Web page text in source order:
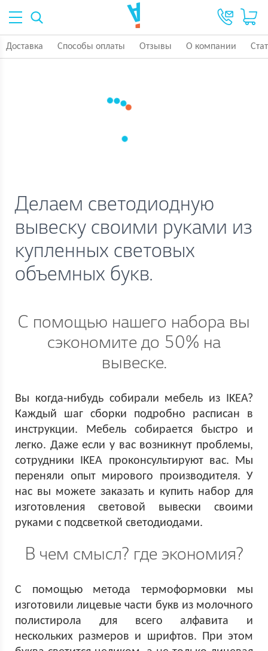
Доставка Способы оплаты Отзывы О компании
Делаем светодиодную
вывеску своими руками из
купленных световых
объемных букв.
С помощью нашего набора вы
сэкономите до 50% на
вывеске.
Вы когда-нибудь собирали мебель из IKEA?
Каждый шаг сборки подробно расписан в
инструкции. Мебель собирается быстро и
легко. Даже если у вас возникнут проблемы,
сотрудники IKEA проконсультируют вас. Мы
переняли опыт мирового производителя. У
нас вы можете заказать и купить набор для
изготовления световой вывески своими
руками с подсветкой светодиодами.
В чем смысл? где экономия?
С помощью метода термоформовки мы
изготовили лицевые части букв из молочного
полистирола для всего алфавита и
нескольких размеров и шрифтов. При этом